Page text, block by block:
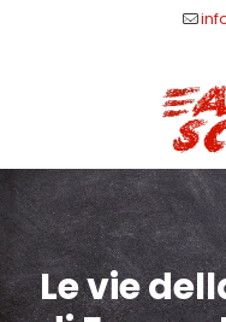
Le vie